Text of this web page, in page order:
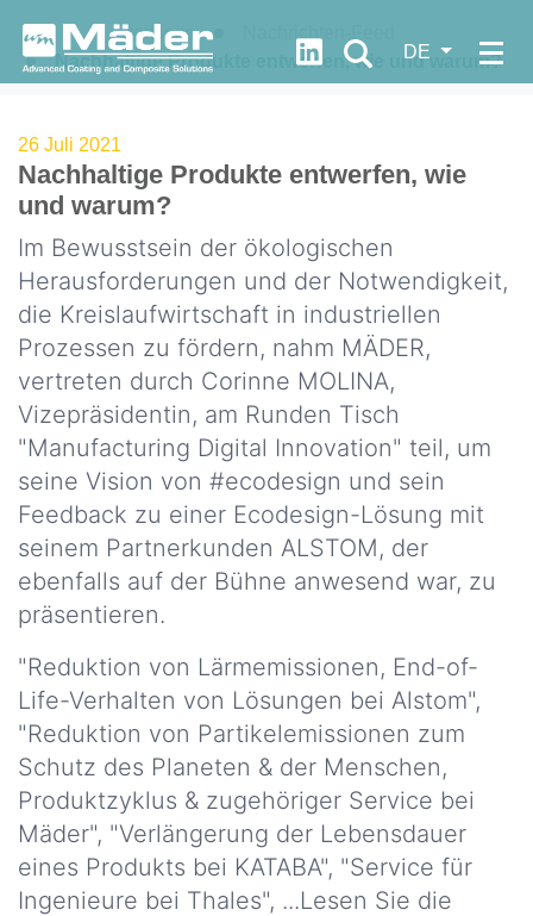
WIRD
SIND
?
Unsere
DNA
Unsere
Werte
Unsere
Geschichte
Unsere
Strategie
Unsere
Wichtigsten
Zahlen
Unsere
HSE
und
F&E
richtlinien
Unser
Engagement
Let's
progress
together
Dokumentation
Quick
FDS
Access
Neuigkeiten
Rechtliche
Hinweise
DSGVO
Kredit
https://fr.linkedin.com/
DE
Startseite
Nachhaltige Produkte entwerfen, wie und warum?
26 Juli 2021
Nachhaltige Produkte entwerfen, wie
und warum?
Im Bewusstsein der ökologischen
Herausforderungen und der Notwendigkeit,
die Kreislaufwirtschaft in industriellen
Prozessen zu fördern, nahm MÄDER,
vertreten durch Corinne MOLINA,
Vizepräsidentin, am Runden Tisch
"Manufacturing Digital Innovation" teil, um
seine Vision von #ecodesign und sein
Feedback zu einer Ecodesign-Lösung mit
seinem Partnerkunden ALSTOM, der
ebenfalls auf der Bühne anwesend war, zu
präsentieren.
"Reduktion von Lärmemissionen, End-of-
Life-Verhalten von Lösungen bei Alstom",
"Reduktion von Partikelemissionen zum
Schutz des Planeten & der Menschen,
Produktzyklus & zugehöriger Service bei
Mäder", "Verlängerung der Lebensdauer
eines Produkts bei KATABA", "Service für
Ingenieure bei Thales", ...Lesen Sie die